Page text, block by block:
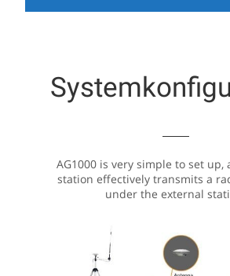
AG1000 is very simple to set up,
station effectively transmits a
under the external